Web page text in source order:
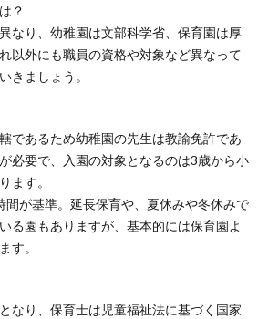
？
なり、幼稚園は文部科学省、保育園は厚
以外にも職員の資格や対象など異なって
きましょう。
であるため幼稚園の先生は教諭免許であ
必要で、入園の対象となるのは3歳から小
ます。
間が基準。延長保育や、夏休みや冬休みで
る園もありますが、基本的には保育園よ
す。
なり、保育士は児童福祉法に基づく国家